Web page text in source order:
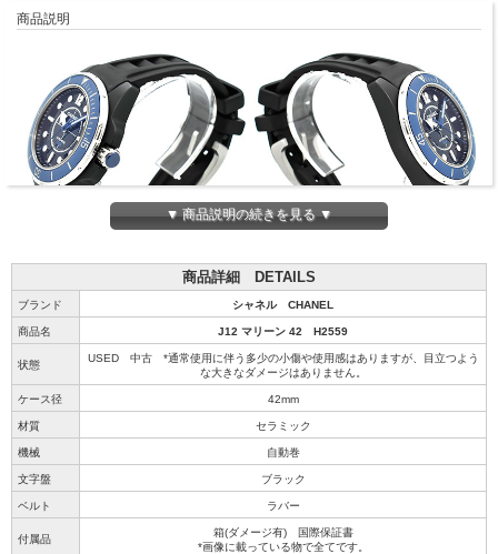
商品説明
▼ 商品説明の続きを見る ▼
商品詳細 DETAILS
ブランド シャネル CHANEL
商品名 J12 マリーン 42 H2559
状態
USED 中古 *通常使用に伴う多少の小傷や使用感はありますが、目立つよう
な大きなダメージはありません。
ケース径 42mm
材質 セラミック
機械 自動巻
文字盤 ブラック
ベルト ラバー
付属品
箱(ダメージ有) 国際保証書
*画像に載っている物で全てです。